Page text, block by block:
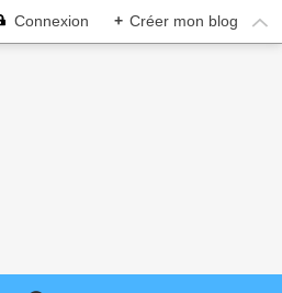
Connexion + Créer mon blog